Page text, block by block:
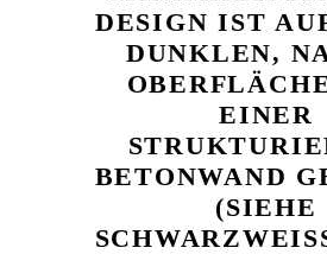
DESIGN IST
DUNKLEN,
EINER
BETONWAND
(SIEHE